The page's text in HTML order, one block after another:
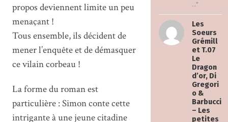
..."
Les
Soeurs
Grémill
et T.07
Le
Dragon
d’or, Di
Gregori
o &
Barbucci
– Les
petites
propos deviennent limite un peu
menaçant !
Tous ensemble, ils décident de
mener l’enquête et de démasquer
ce vilain corbeau !
La forme du roman est
particulière : Simon conte cette
intrigante à une jeune citadine